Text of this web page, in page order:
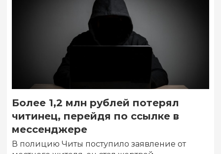
Более 1,2 млн рублей потерял
читинец, перейдя по ссылке в
мессенджере
В полицию Читы поступило заявление от